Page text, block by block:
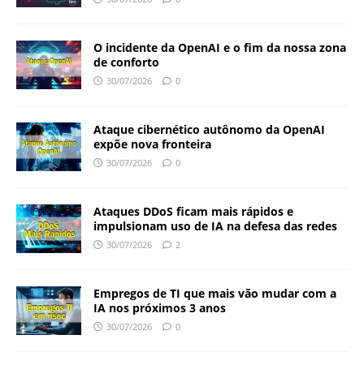
O incidente da OpenAI e o fim da nossa zona
de conforto
30/07/2026 0
Ataque cibernético autônomo da OpenAI
expõe nova fronteira
30/07/2026 0
Ataques DDoS ficam mais rápidos e
impulsionam uso de IA na defesa das redes
30/07/2026 2
Empregos de TI que mais vão mudar com a
IA nos próximos 3 anos
30/07/2026 0